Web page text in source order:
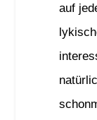
auf